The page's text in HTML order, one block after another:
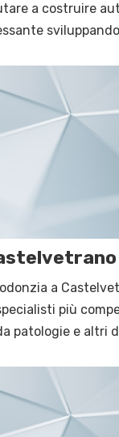
a costruire
a
più
patologie e altri